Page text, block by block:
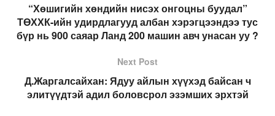
“Хөшигийн хөндийн нисэх онгоцны буудал”
ТӨХХК-ийн удирдлагууд албан хэрэгцээндээ тус
бүр нь 900 саяар Ланд 200 машин авч унасан уу ?
Next Post
Д.Жаргалсайхан: Ядуу айлын хүүхэд байсан ч
элитүүдтэй адил боловсрол эзэмших эрхтэй